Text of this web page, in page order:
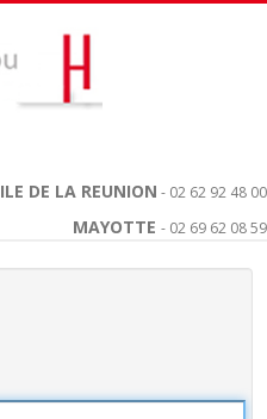
ILE DE LA REUNION - 02 62 92 48 00
MAYOTTE - 02 69 62 08 59